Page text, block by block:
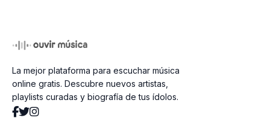
La mejor plataforma para escuchar música
online gratis. Descubre nuevos artistas,
playlists curadas y biografía de tus ídolos.